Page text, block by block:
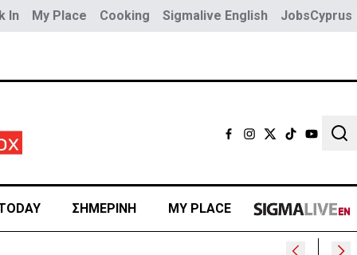
In My Place Cooking Sigmalive English JobsCyprus
ΣΗΜΕΡΙΝΗ MY PLACE